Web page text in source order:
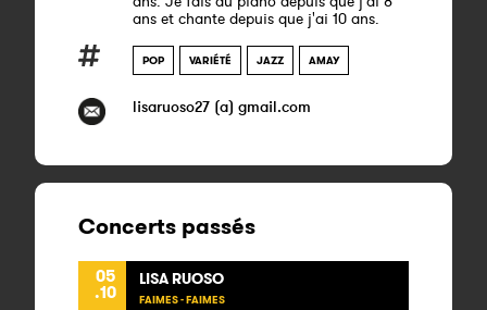
ans et chante depuis que j'ai 10 ans.
POP VARIÉTÉ JAZZ AMAY
lisaruoso27 (a) gmail.com
Concerts passés
05
.10
LISA RUOSO
FAIMES - FAIMES